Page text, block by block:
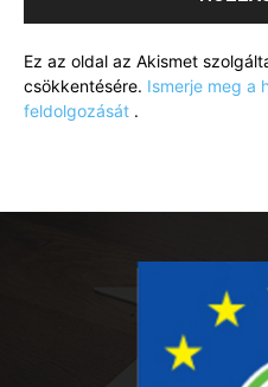
Ez az oldal az Akismet
csökkentésére. Ismerje meg a
feldolgozását .